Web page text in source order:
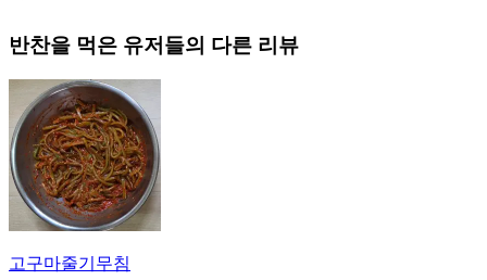
반찬을 먹은 유저들의 다른 리뷰
고구마줄기무침